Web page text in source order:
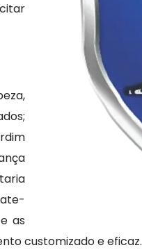
as
customizado e eficaz.